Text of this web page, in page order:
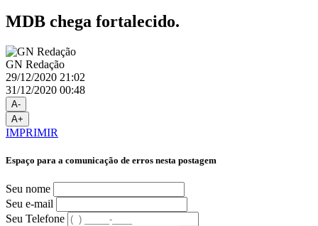
MDB chega fortalecido.
GN Redação
29/12/2020 21:02
31/12/2020 00:48
A-
A+
IMPRIMIR
Espaço para a comunicação de erros nesta postagem
Seu nome
Seu e-mail
Seu Telefone